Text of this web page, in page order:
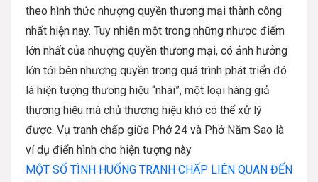
theo hình thức nhượng quyền thương mại thành công
nhất hiện nay. Tuy nhiên một trong những nhược điểm
lớn nhất của nhượng quyền thương mại, có ảnh hưởng
lớn tới bên nhượng quyền trong quá trình phát triển đó
là hiện tượng thương hiệu “nhái”, một loại hàng giả
thương hiệu mà chủ thương hiệu khó có thể xử lý
được. Vụ tranh chấp giữa Phở 24 và Phở Năm Sao là
ví dụ điển hình cho hiện tượng này
MỘT SỐ TÌNH HUỐNG TRANH CHẤP LIÊN QUAN ĐẾN